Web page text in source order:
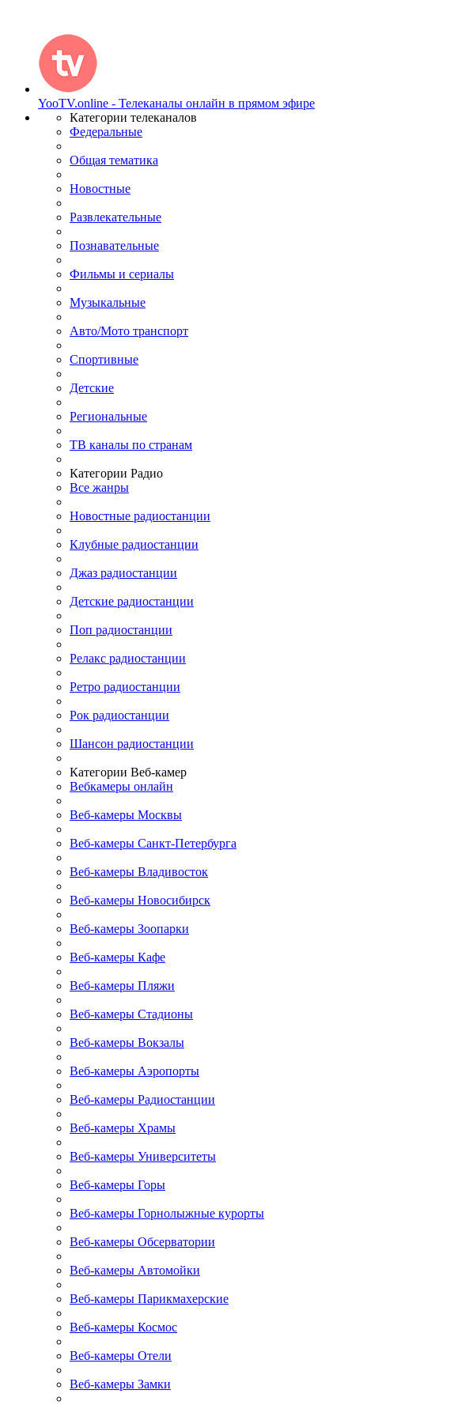
YooTV.online - Телеканалы онлайн в прямом эфире
Категории телеканалов
Федеральные
Общая тематика
Новостные
Развлекательные
Познавательные
Фильмы и сериалы
Музыкальные
Авто/Мото транспорт
Спортивные
Детские
Региональные
ТВ каналы по странам
Категории Радио
Все жанры
Новостные радиостанции
Клубные радиостанции
Джаз радиостанции
Детские радиостанции
Поп радиостанции
Релакс радиостанции
Ретро радиостанции
Рок радиостанции
Шансон радиостанции
Категории Веб-камер
Вебкамеры онлайн
Веб-камеры Москвы
Веб-камеры Санкт-Петербурга
Веб-камеры Владивосток
Веб-камеры Новосибирск
Веб-камеры Зоопарки
Веб-камеры Кафе
Веб-камеры Пляжи
Веб-камеры Стадионы
Веб-камеры Вокзалы
Веб-камеры Аэропорты
Веб-камеры Радиостанции
Веб-камеры Храмы
Веб-камеры Университеты
Веб-камеры Горы
Веб-камеры Горнолыжные курорты
Веб-камеры Обсерватории
Веб-камеры Автомойки
Веб-камеры Парикмахерские
Веб-камеры Космос
Веб-камеры Отели
Веб-камеры Замки